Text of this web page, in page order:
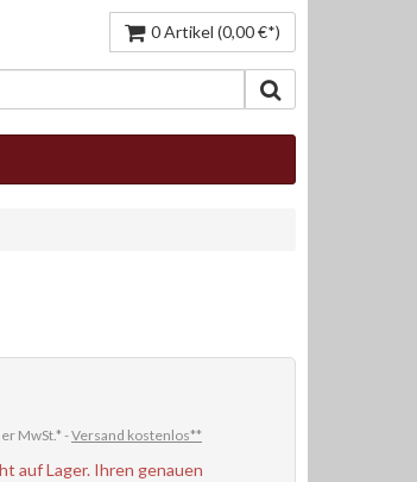
0 Artikel (0,00 €*)
MwSt.* -Versand kostenlos**
auf Lager. Ihren genauen